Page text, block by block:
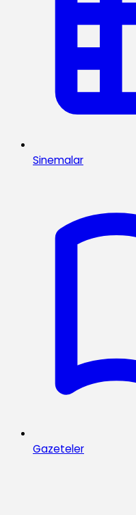
Sinemalar
Gazeteler